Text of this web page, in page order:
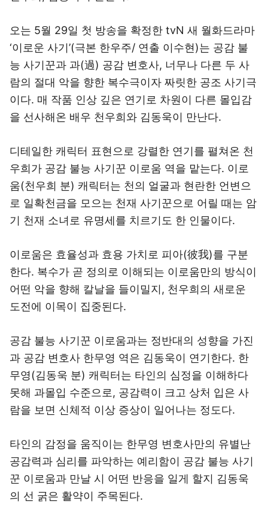
오는 5월 29일 첫 방송을 확정한 tvN 새 월화드라마
‘이로운 사기’(극본 한우주/ 연출 이수현)는 공감 불
능 사기꾼과 과(過) 공감 변호사, 너무나 다른 두 사
람의 절대 악을 향한 복수극이자 짜릿한 공조 사기극
이다. 매 작품 인상 깊은 연기로 차원이 다른 몰입감
을 선사해온 배우 천우희와 김동욱이 만난다.
디테일한 캐릭터 표현으로 강렬한 연기를 펼쳐온 천
우희가 공감 불능 사기꾼 이로움 역을 맡는다. 이로
움(천우희 분) 캐릭터는 천의 얼굴과 현란한 언변으
로 일확천금을 모으는 천재 사기꾼으로 어릴 때는 암
기 천재 소녀로 유명세를 치르기도 한 인물이다.
이로움은 효율성과 효용 가치로 피아(彼我)를 구분
한다. 복수가 곧 정의로 이해되는 이로움만의 방식이
어떤 악을 향해 칼날을 들이밀지, 천우희의 새로운
도전에 이목이 집중된다.
공감 불능 사기꾼 이로움과는 정반대의 성향을 가진
과 공감 변호사 한무영 역은 김동욱이 연기한다. 한
무영(김동욱 분) 캐릭터는 타인의 심정을 이해하다
못해 과몰입 수준으로, 공감력이 크고 상처 입은 사
람을 보면 신체적 이상 증상이 일어나는 정도다.
타인의 감정을 움직이는 한무영 변호사만의 유별난
공감력과 심리를 파악하는 예리함이 공감 불능 사기
꾼 이로움과 만날 시 어떤 반응을 일게 할지 김동욱
의 선 굵은 활약이 주목된다.